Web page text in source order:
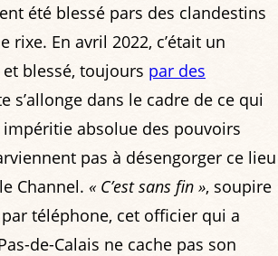
été blessé pars des clandestins
rixe. En avril 2022, c’était un
blessé, toujours par des
s’allonge dans le cadre de ce qui
absolue des pouvoirs
pas à désengorger ce lieu
Channel. « C’est sans fin », soupire
téléphone, cet officier qui a
de-Calais ne cache pas son